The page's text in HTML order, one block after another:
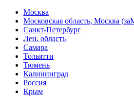
Москва
Московская область, Москва
Санкт-Петербург
Лен. область
Самара
Тольятти
Тюмень
Калининград
Россия
Крым